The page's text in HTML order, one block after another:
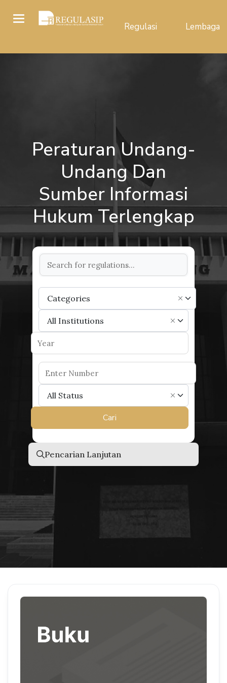
Regulasi Lembaga
Peraturan Undang-
Undang Dan
Sumber Informasi
Hukum Terlengkap
×
Categories
×
All Institutions
×
All Status
Cari
Pencarian Lanjutan